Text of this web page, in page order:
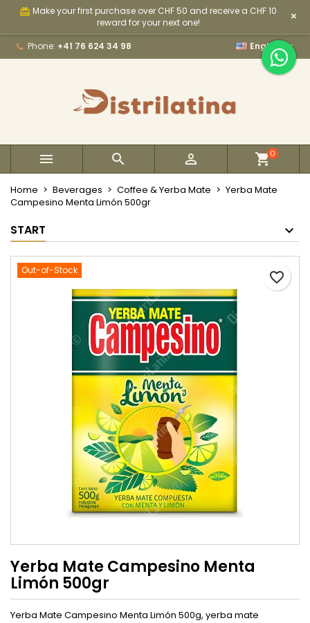
card_giftcard Make your first purchase over CHF 50 and receive a CHF 10
reward for your next one!
×
Phone: +41 76 624 34 98 English 
   0
Home Beverages Coffee & Yerba Mate
Yerba Mate
Campesino Menta Limón 500gr
START
Out-of-Stock
Yerba Mate Campesino Menta
Limón 500gr
Yerba Mate Campesino Menta Limón 500g, yerba mate
favorite_border
My wishlists ×
add_circle_outline Create new list
Create wishlist ×
×
You need to be logged in to save products in your
Cancel